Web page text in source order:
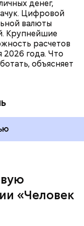
денег,
Цифровой
валюты
Крупнейшие
расчетов
2026 года. Что
объясняет
«Человек
защитный
и надписи
знак